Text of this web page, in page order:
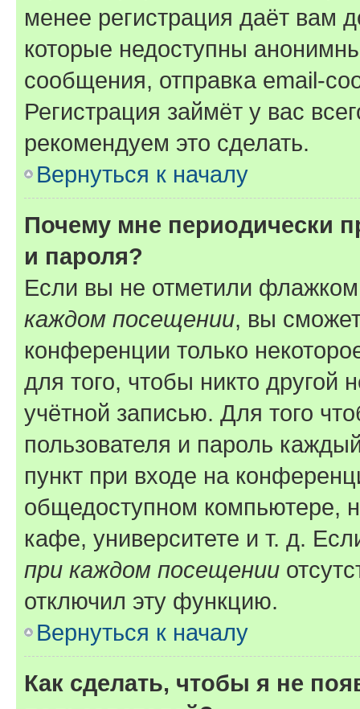
менее регистрация даёт вам
которые недоступны
сообщения, отправка email-
Регистрация займёт у вас
рекомендуем это сделать.
Вернуться к началу
Почему мне периодически
и пароля?
Если вы не отметили
каждом посещении, вы
конференции только
для того, чтобы никто другой
учётной записью. Для того
пользователя и пароль
пункт при входе на
общедоступном компьютере,
кафе, университете и т. д.
при каждом посещении
отключил эту функцию.
Вернуться к началу
Как сделать, чтобы я не